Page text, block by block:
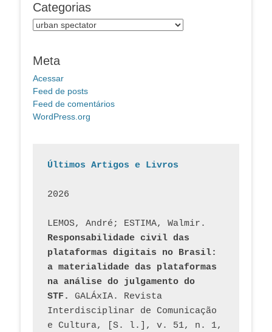
Categorias
Categorias
Meta
Acessar
Feed de posts
Feed de comentários
WordPress.org
Últimos Artigos e Livros
2026
Responsabilidade civil das
plataformas digitais no Brasil:
a materialidade das plataformas
na análise do julgamento do
STF.
GALÁxIA. Revista
Interdisciplinar de Comunicação
e Cultura, [S. l.], v. 51, n. 1,